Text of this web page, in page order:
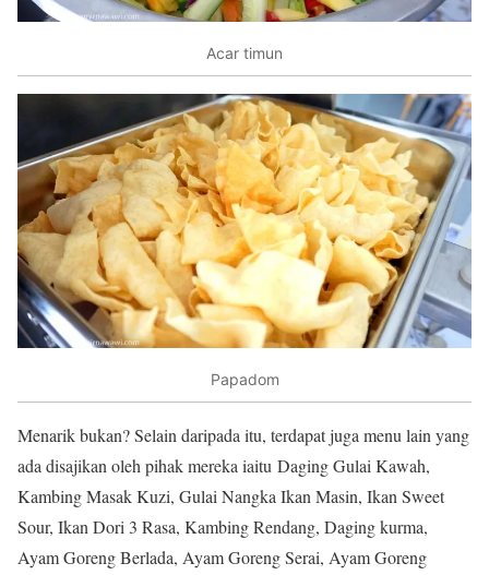
Acar timun
Papadom
Menarik bukan? Selain daripada itu, terdapat juga menu lain yang
ada disajikan oleh pihak mereka iaitu Daging Gulai Kawah,
Kambing Masak Kuzi, Gulai Nangka Ikan Masin, Ikan Sweet
Sour, Ikan Dori 3 Rasa, Kambing Rendang, Daging kurma,
Ayam Goreng Berlada, Ayam Goreng Serai, Ayam Goreng